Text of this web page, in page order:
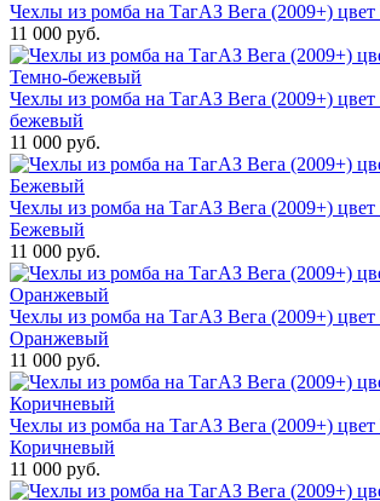
Чехлы из ромба на ТагАЗ Вега (2009+)
11 000 руб.
Чехлы из ромба на ТагАЗ Вега (2009+)
бежевый
11 000 руб.
Чехлы из ромба на ТагАЗ Вега (2009+)
Бежевый
11 000 руб.
Чехлы из ромба на ТагАЗ Вега (2009+)
Оранжевый
11 000 руб.
Чехлы из ромба на ТагАЗ Вега (2009+)
Коричневый
11 000 руб.